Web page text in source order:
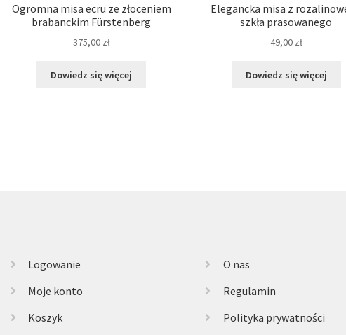
Ogromna misa ecru ze złoceniem
brabanckim Fürstenberg
375,00 zł
Dowiedz się więcej
Elegancka misa z
szkła prasowanego
49,00 zł
Dowiedz się więcej
Logowanie
Moje konto
Koszyk
O nas
Regulamin
Polityka prywatności